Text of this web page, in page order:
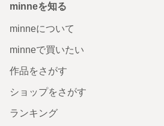
minneを知る
minneについて
minneで買いたい
作品をさがす
ショップをさがす
ランキング